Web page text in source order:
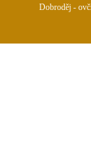
Dobroděj -